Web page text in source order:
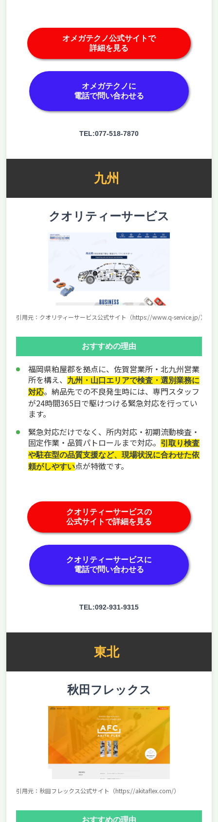
オメガテクノ公式サイトで
詳細を見る
オメガテクノに
電話で問い合わせる
TEL:077-518-7870
九州
クオリティーサービス
引用元：クオリティーサービス公式サイト（https://www.q-service.jp/）
おすすめの理由
福岡県粕屋郡を拠点に、佐賀営業所・北九州営業
所を構え、九州・山口エリアで検査・選別業務に
対応。納品先での不良発生時には、専門スタッフ
が24時間365日で駆けつける緊急対応を行ってい
ます。
緊急対応だけでなく、所内対応・初期流動検査・
固定作業・品質パトロールまで対応。引取り検査
や駐在型の品質支援など、現場状況に合わせた依
頼がしやすい点が特徴です。
クオリティーサービスの
公式サイトで詳細を見る
クオリティーサービスに
電話で問い合わせる
TEL:092-931-9315
東北
秋田フレックス
引用元：秋田フレックス公式サイト（https://akitaflex.com/）
おすすめの理由